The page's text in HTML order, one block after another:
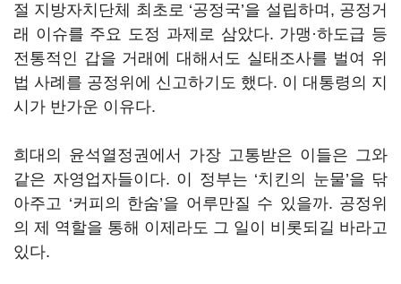
절 지방자치단체 최초로 ‘공정국’을 설립하며, 공정거
래 이슈를 주요 도정 과제로 삼았다. 가맹·하도급 등
전통적인 갑을 거래에 대해서도 실태조사를 벌여 위
법 사례를 공정위에 신고하기도 했다. 이 대통령의 지
시가 반가운 이유다.
희대의 윤석열정권에서 가장 고통받은 이들은 그와
같은 자영업자들이다. 이 정부는 ‘치킨의 눈물’을 닦
아주고 ‘커피의 한숨’을 어루만질 수 있을까. 공정위
의 제 역할을 통해 이제라도 그 일이 비롯되길 바라고
있다.